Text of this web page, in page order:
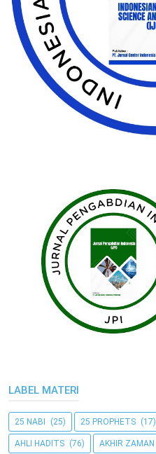
LABEL MATERI
25 NABI (25) 25 PROPHETS (17)
AHLI HADITS (76) AKHIR ZAMAN